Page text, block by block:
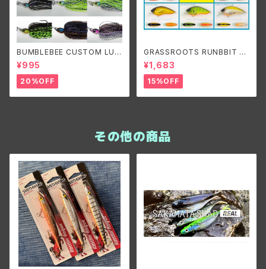
BUMBLEBEE CUSTOM LUR
ES B-BLADE ORIGINAL 3/8
oz/ バンブルビーカスタムルア
ーズ ビーブレードオリジナル3/
8oz
¥995
20%OFF
GRASSROOTS RUNBBIT S
R/グラスルーツ ランビットSR
¥1,683
15%OFF
その他の商品